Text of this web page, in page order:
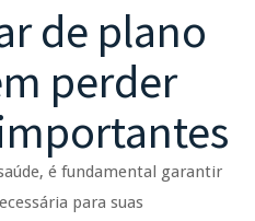
de plano
perder
é fundamental garantir
para suas